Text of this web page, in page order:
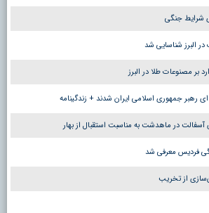
شرایط جنگی
بر مصنوعات طلا در البرز
رهبر جمهوری اسلامی ایران شدند + زندگینامه
در ماهدشت به مناسبت استقبال از بهار
فردیس معرفی شد
از تخریب